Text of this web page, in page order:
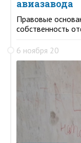
авиазавода
Правовые
собственность
6 ноября 20